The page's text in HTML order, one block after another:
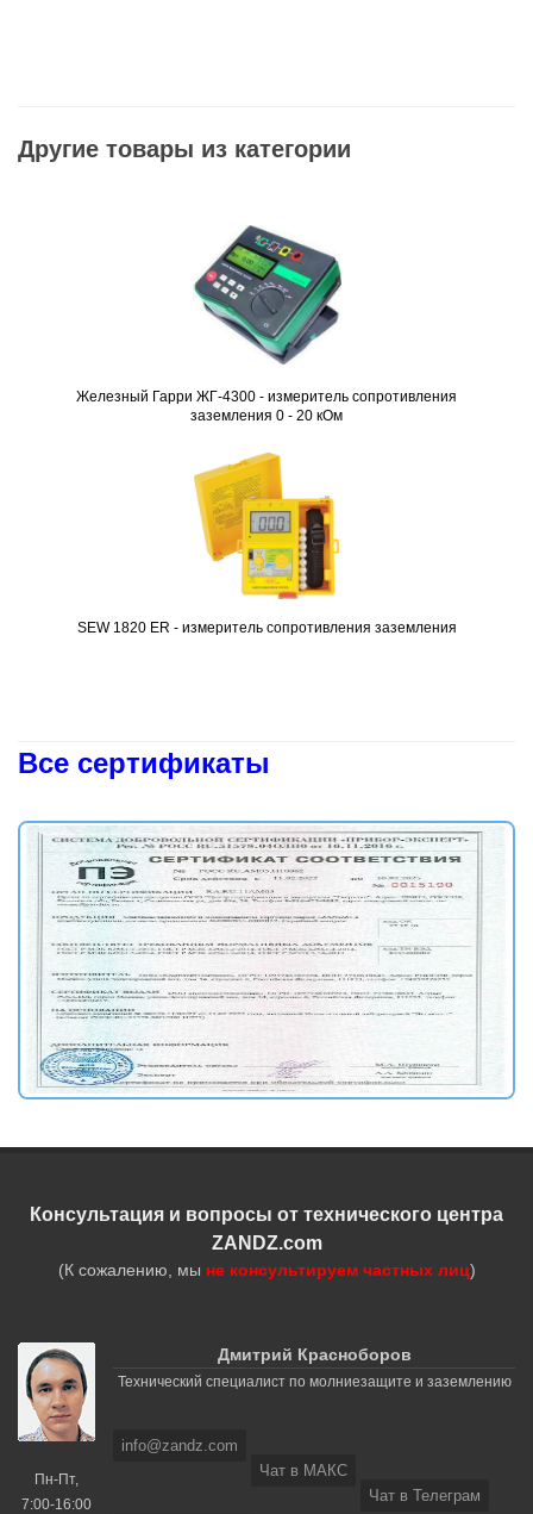
Другие товары из категории
Подробнее
Железный Гарри ЖГ-4300 - измеритель сопротивления
заземления 0 - 20 кОм
Подробнее
SEW 1820 ER - измеритель сопротивления заземления
Все сертификаты
Консультация и вопросы от технического центра
ZANDZ.com
(К сожалению, мы не консультируем частных лиц)
Пн-Пт,
7:00-16:00
Дмитрий Красноборов
Технический специалист по молниезащите и заземлению
info@zandz.com
Чат в МАКС
Чат в Телеграм